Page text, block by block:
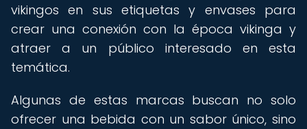
vikingos en sus etiquetas y envases para
crear una conexión con la época vikinga y
atraer a un público interesado en esta
temática.
Algunas de estas marcas buscan no solo
ofrecer una bebida con un sabor único, sino